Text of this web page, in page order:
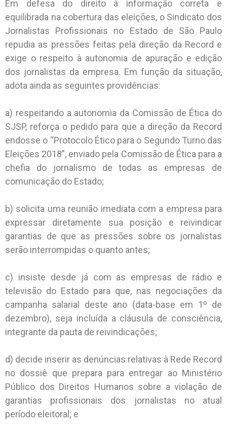
Em defesa do direito à informação correta e
equilibrada na cobertura das eleições, o Sindicato dos
Jornalistas Profissionais no Estado de São Paulo
repudia as pressões feitas pela direção da Record e
exige o respeito à autonomia de apuração e edição
dos jornalistas da empresa. Em função da situação,
adota ainda as seguintes providências:
a) respeitando a autonomia da Comissão de Ética do
SJSP, reforça o pedido para que a direção da Record
endosse o “Protocolo Ético para o Segundo Turno das
Eleições 2018”, enviado pela Comissão de Ética para a
chefia do jornalismo de todas as empresas de
comunicação do Estado;
b) solicita uma reunião imediata com a empresa para
expressar diretamente sua posição e reivindicar
garantias de que as pressões sobre os jornalistas
serão interrompidas o quanto antes;
c) insiste desde já com as empresas de rádio e
televisão do Estado para que, nas negociações da
campanha salarial deste ano (data-base em 1º de
dezembro), seja incluída a cláusula de consciência,
integrante da pauta de reivindicações;
d) decide inserir as denúncias relativas à Rede Record
no dossiê que prepara para entregar ao Ministério
Público dos Direitos Humanos sobre a violação de
garantias profissionais dos jornalistas no atual
período eleitoral; e